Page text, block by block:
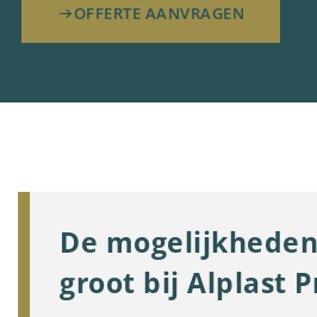
OFFERTE AANVRAGEN
De
groot bij Alplast